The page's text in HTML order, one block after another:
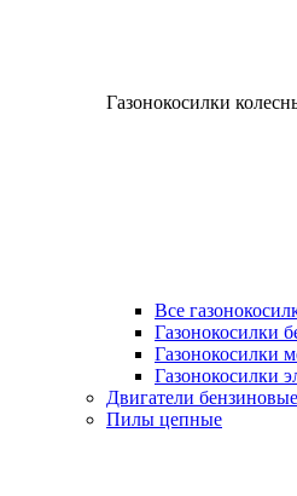
Газонокосилки
Все
Газонокосилки
Газонокосилки
Газонокосилки
Двигатели бензиновые
Пилы цепные